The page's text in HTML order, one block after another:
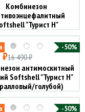
Комбинезон
"Турист Н"
(оливковый)
-50%
₽16 490 ₽
антимоскитный
Softshell "Турист Н"
голубой)
-50%